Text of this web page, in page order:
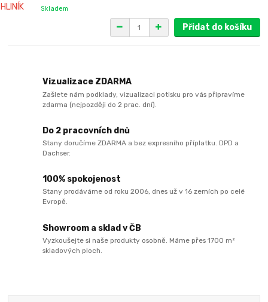
Skladem
Přidat do košíku
Vizualizace ZDARMA
Zašlete nám podklady, vizualizaci potisku pro vás připravíme
zdarma (nejpozději do 2 prac. dní).
Do 2 pracovních dnů
Stany doručíme ZDARMA a bez expresního příplatku. DPD a
Dachser.
100% spokojenost
Stany prodáváme od roku 2006, dnes už v 16 zemích po celé
Evropě.
Showroom a sklad v ČB
Vyzkoušejte si naše produkty osobně. Máme přes 1700 m²
skladových ploch.